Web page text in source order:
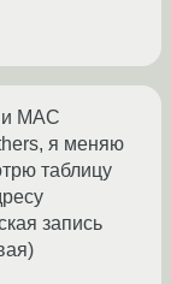
и МАС
я меняю
таблицу
запись